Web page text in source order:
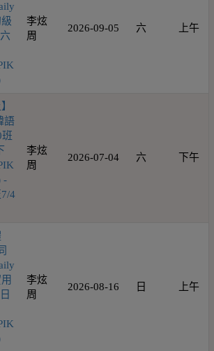
李炫
周
2026-09-05 六 上午
語
班
-
4
李炫
周
2026-07-04 六 下午
李炫
周
2026-08-16 日 上午